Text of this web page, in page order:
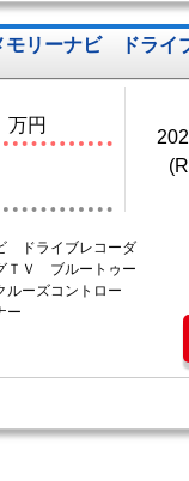
モリーナビ ドラ
万円
ドライブレコーダ
Ｖ ブルートゥー
ーズコントロー
ー